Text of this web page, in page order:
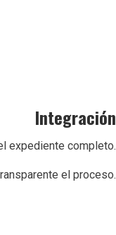
Integración
expediente completo.
el proceso.